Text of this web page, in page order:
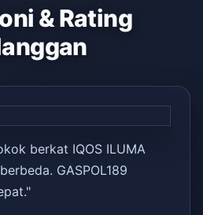
& Rating
berkat IQOS ILUMA
GASPOL189